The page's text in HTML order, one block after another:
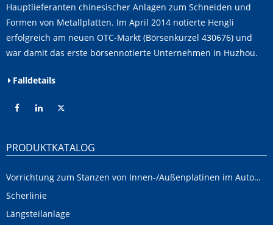
Hauptlieferanten chinesischer Anlagen zum Schneiden und
Formen von Metallplatten. Im April 2014 notierte Hengli
erfolgreich am neuen OTC-Markt (Börsenkürzel 430676) und
war damit das erste börsennotierte Unternehmen in Huzhou.
Falldetails
PRODUKTKATALOG
Vorrichtung zum Stanzen von Innen-/Außenplatinen im Automobilbereich
Scherlinie
Längsteilanlage